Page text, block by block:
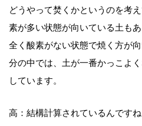
どうやって焚くかというのを考
素が多い状態が向いている土も
全く酸素がない状態で焼く方が
分の中では、土が一番かっこよ
しています。
高：結構計算されているんですね